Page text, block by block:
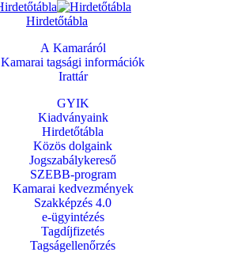
Hirdetőtábla
A Kamaráról
Kamarai tagsági információk
Irattár
GYIK
Kiadványaink
Hirdetőtábla
Közös dolgaink
Jogszabálykereső
SZEBB-program
Kamarai kedvezmények
Szakképzés 4.0
e-ügyintézés
Tagdíjfizetés
Tagságellenőrzés